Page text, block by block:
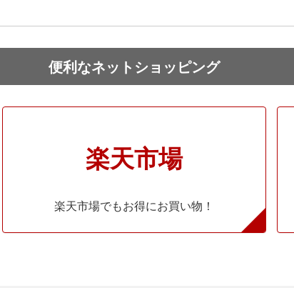
便利なネットショッピング
楽天市場
楽天市場でもお得にお買い物！